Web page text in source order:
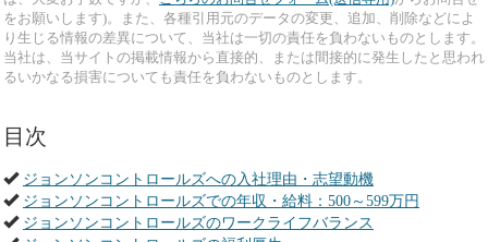
をお願いします)。また、各種引用元のデータの変更、追加、削除などによ
り生じる情報の差異について、当社は一切の責任を負わないものとします。
当社は、当サイトの掲載情報から直接的、または間接的に発生したと思われ
るいかなる損害についても責任を負わないものとします。
目次
ジョンソンコントロールズへの入社理由・志望動機
ジョンソンコントロールズでの年収・給料：500～599万円
ジョンソンコントロールズのワークライフバランス